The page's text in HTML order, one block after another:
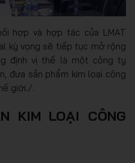
hợp và hợp tác của LMAT
kỳ vọng sẽ tiếp tục mở rộng
định vị thế là một công ty
đưa sản phẩm kim loại công
giới./.
KIM LOẠI CÔNG